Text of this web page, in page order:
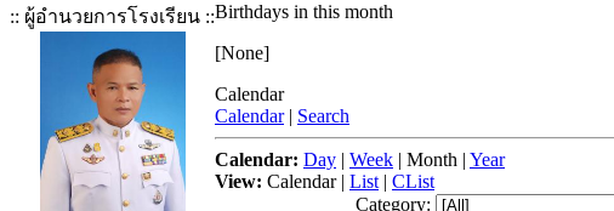
:: ผู้อำนวยการโรงเรียน ::Birthdays in this month
[None]
Calendar
Calendar | Search
Calendar: Day | Week | Month | Year
View: Calendar| List | CList
Category: